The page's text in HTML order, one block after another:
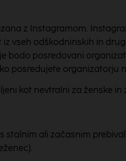
z Instagramom.
vseh odškodninskih in
bodo posredovani
posredujete organizatorju
kot nevtralni za ženske in
ali začasnim